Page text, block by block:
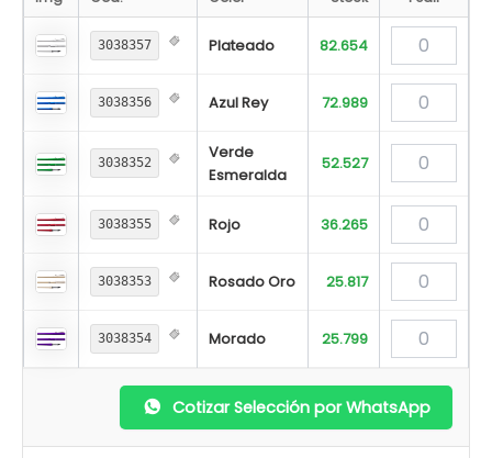
3038357 Plateado 82.654
3038356 Azul Rey 72.989
3038352
Verde
Esmeralda
52.527
3038355 Rojo 36.265
3038353 Rosado Oro 25.817
3038354 Morado 25.799
Cotizar Selección por WhatsApp